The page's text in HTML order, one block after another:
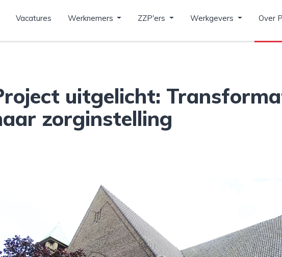
Vacatures Werknemers ZZP'ers Werkgevers Over
uitgelicht:
zorginstelling